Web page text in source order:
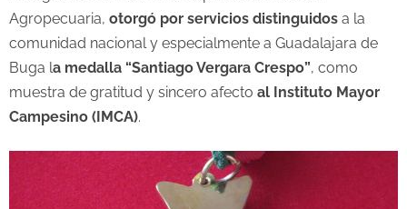
Agropecuaria, otorgó por servicios distinguidos a la
comunidad nacional y especialmente a Guadalajara de
Buga la medalla “Santiago Vergara Crespo”, como
muestra de gratitud y sincero afecto al Instituto Mayor
Campesino (IMCA).